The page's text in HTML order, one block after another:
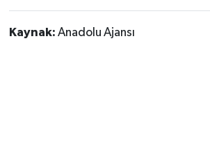
Kaynak: Anadolu Ajansı